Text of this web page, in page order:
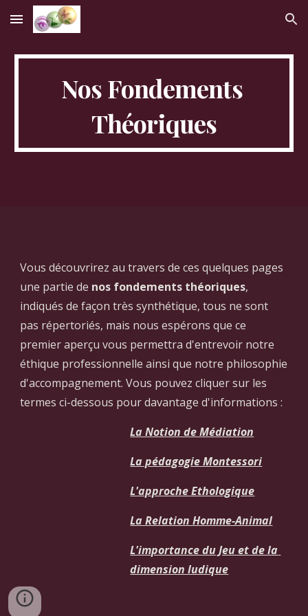
Skip to main content Skip to navigation
Nos Fondements
Théoriques
Vous découvrirez au travers de ces quelques pages
une partie de nos fondements théoriques,
indiqués de façon très synthétique, tous ne sont
pas répertoriés, mais nous espérons que ce
premier aperçu vous permettra d'entrevoir notre
éthique professionnelle ainsi que notre philosophie
d'accompagnement. Vous pouvez cliquer sur les
termes ci-dessous pour davantage d'informations :
La Notion de Médiation
La pédagogie Montessori
L'approche Ethologique
La Relation Homme-Animal
L'importance du Jeu et de la
dimension ludique